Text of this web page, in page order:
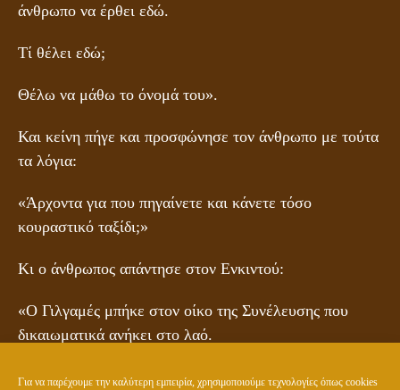
Για να παρέχουμε την καλύτερη εμπειρία, χρησιμοποιούμε τεχνολογίες όπως cookies
άνθρωπο να έρθει εδώ.
Τί θέλει εδώ;
Θέλω να μάθω το όνομά του».
Και κείνη πήγε και προσφώνησε τον άνθρωπο με τούτα
τα λόγια:
«Άρχοντα για που πηγαίνετε και κάνετε τόσο
κουραστικό ταξίδι;»
Κι ο άνθρωπος απάντησε στον Ενκιντού:
«Ο Γιλγαμές μπήκε στον οίκο της Συνέλευσης που
δικαιωματικά ανήκει στο λαό.
Όλοι μαζεύτηκαν εκεί προειδοποιημένοι από τους